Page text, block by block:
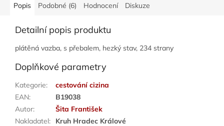
Popis Podobné (6) Hodnocení Diskuze
Detailní popis produktu
plátěná vazba, s přebalem, hezký stav, 234 strany
Doplňkové parametry
Kategorie:
cestování cizina
EAN:
B19038
Autor:
Šita František
Nakladatel:
Kruh Hradec Králové